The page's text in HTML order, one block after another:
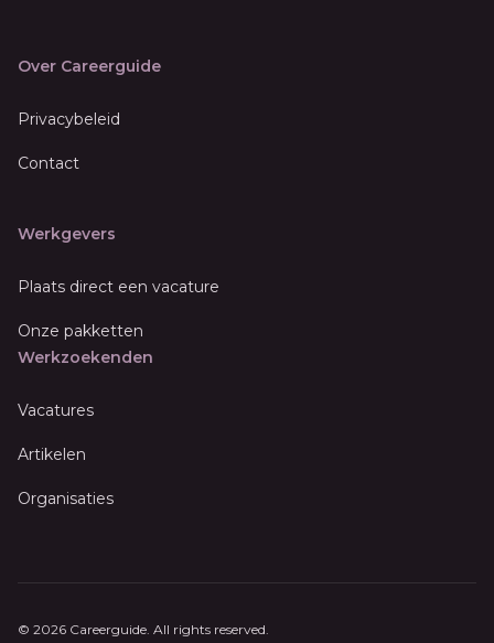
Over Careerguide
Privacybeleid
Contact
Werkgevers
Plaats direct een vacature
Onze pakketten
Werkzoekenden
Vacatures
Artikelen
Organisaties
© 2026 Careerguide. All rights reserved.